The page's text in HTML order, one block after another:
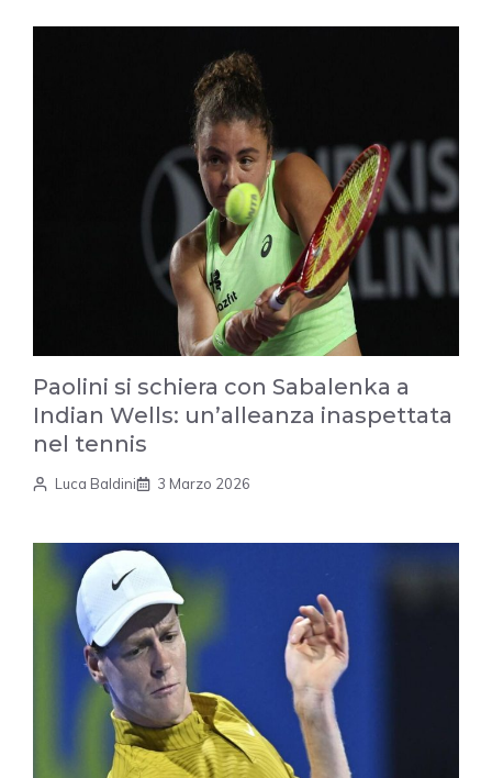
Paolini si schiera con Sabalenka a
Indian Wells: un’alleanza inaspettata
nel tennis
Luca Baldini 3 Marzo 2026